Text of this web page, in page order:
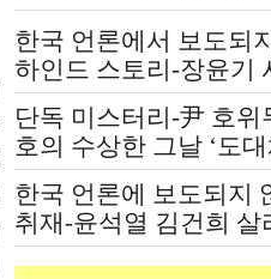
는 정청래-신천지 개입
한국 언론에서 보도되
하인드 스토리-장윤기
붙인 여당과 검찰의 보
전쟁
단독 미스터리-尹 호위
호의 수상한 그날 ‘도
고 설치고 까부나 했더
한국 언론에 보도되지
취재-윤석열 김건희 살
법도 깔아뭉갠 심우정